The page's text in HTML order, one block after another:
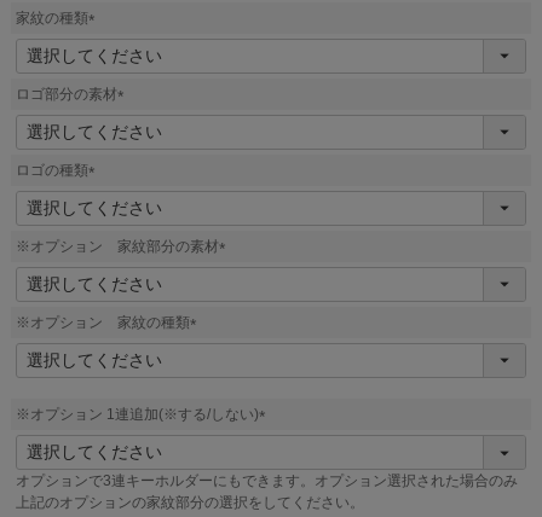
家紋の種類
(
必
須
ロゴ部分の素材
(
必
ロゴの種類
(
必
須
※オプション 家紋部分の素材
(
※オプション 家紋の種類
(
)
※オプション 1連追加(※する/しない)
(
須
)
オプションで3連キーホルダーにもできます。オプション選択された場合のみ
上記のオプションの家紋部分の選択をしてください。